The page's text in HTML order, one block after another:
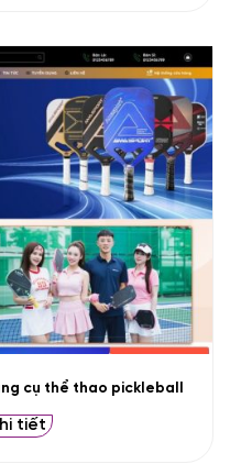
cụ thể thao pickleball
tiết